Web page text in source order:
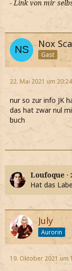
- Link von mir
Nox
Gast
22. Mai 2021 um 20:24
nur so zur info JK
das hat zwar nul
buch
Loufoque
Hat das
July
Aurorin
19. Oktober 2021 um